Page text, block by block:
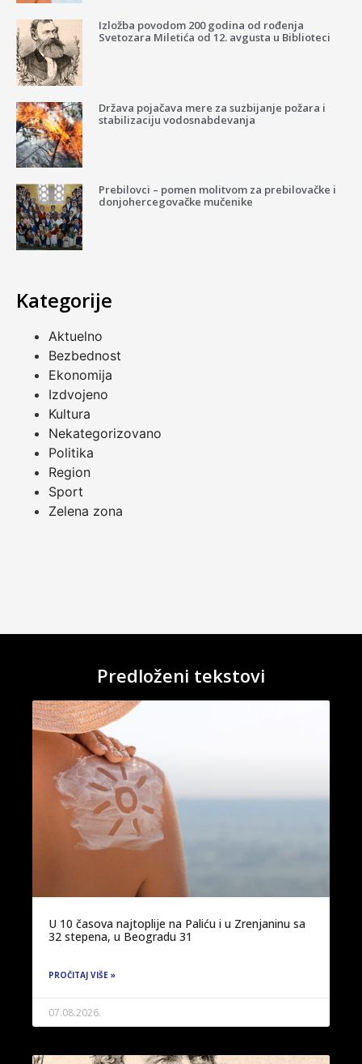
Izložba povodom 200 godina od rođenja
Svetozara Miletića od 12. avgusta u Biblioteci
Država pojačava mere za suzbijanje požara i
stabilizaciju vodosnabdevanja
Prebilovci – pomen molitvom za prebilovačke i
donjohercegovačke mučenike
Kategorije
Aktuelno
Bezbednost
Ekonomija
Izdvojeno
Kultura
Nekategorizovano
Politika
Region
Sport
Zelena zona
Predloženi tekstovi
U 10 časova najtoplije na Paliću i u Zrenjaninu sa
32 stepena, u Beogradu 31
PROČITAJ VIŠE »
07.08.2026.